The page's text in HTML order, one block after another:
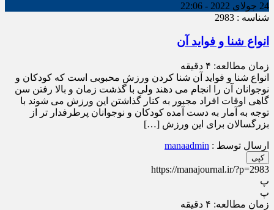
24 جولای 2022 - 22:06
شناسه : 2983
انواع شنا و فواید آن
زمان مطالعه: ۴ دقیقه
انواع شنا و فواید آن شنا کردن ورزش محبوبی است که کودکان و
نوجوانان آن را انجام می دهند ولی با گذشت زمان و بالا رفتن سن
گاهی اوقات افراد مجبور به کنار گذاشتن این ورزش می شوند با
توجه به آمار به دست آمده کودکان و نوجوانان پرطرفدار تر از
بزرگسالان برای این ورزش […]
ارسال توسط : manaadmin
کپی
https://manajournal.ir/?p=2983
پ
پ
زمان مطالعه: ۴ دقیقه